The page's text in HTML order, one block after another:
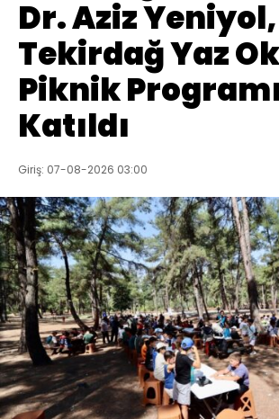
Dr. Aziz Yeniyol,
Tekirdağ Yaz
Piknik
Katıldı
Giriş: 07-08-2026 03:00